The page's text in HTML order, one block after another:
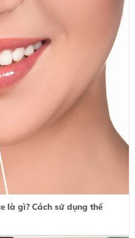
là gì? Cách sử dụng thế